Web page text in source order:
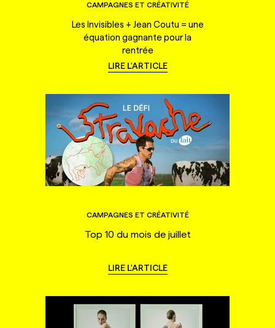
CAMPAGNES ET CRÉATIVITÉ
Les Invisibles + Jean Coutu = une
équation gagnante pour la
rentrée
LIRE L'ARTICLE
CAMPAGNES ET CRÉATIVITÉ
Top 10 du mois de juillet
LIRE L'ARTICLE